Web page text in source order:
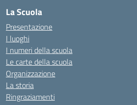
La Scuola
Presentazione
I luoghi
I numeri della scuola
Le carte della scuola
Organizzazione
La storia
Ringraziamenti